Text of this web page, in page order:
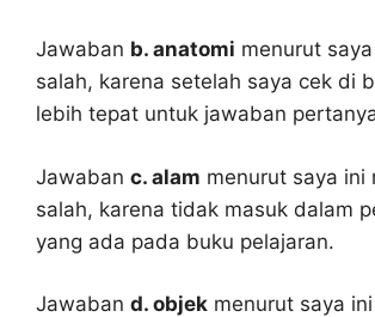
Jawaban b. anatomi menurut
salah, karena setelah saya cek di
lebih tepat untuk jawaban
Jawaban c. alam menurut saya ini
salah, karena tidak masuk dalam
yang ada pada buku pelajaran.
Jawaban d. objek menurut saya